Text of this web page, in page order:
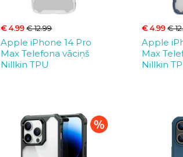
€ 4.99€ 12.99
Apple iPhone 14 Pro
Max Telefona vāciņš
Nillkin TPU
€ 4.99€
Apple
Max
Nillkin